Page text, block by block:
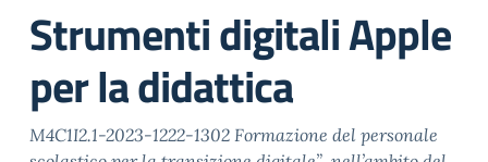
Strumenti digitali Apple
per la didattica
M4C1I2.1-2023-1222-1302 Formazione del personale